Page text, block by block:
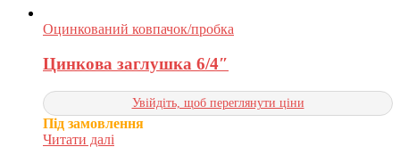
Оцинкований ковпачок/пробка
Цинкова заглушка 6/4″
Увійдіть, щоб переглянути ціни
Під замовлення
Читати далі